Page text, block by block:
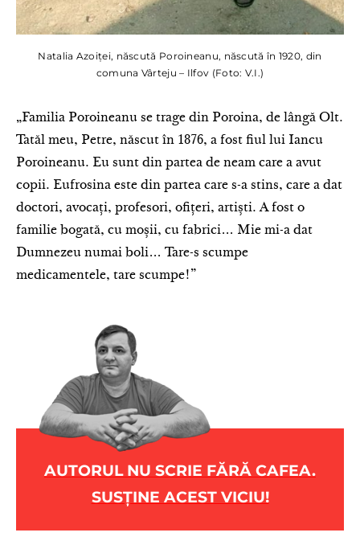
Natalia Azoiței, născută Poroineanu, născută în 1920, din
comuna Vârteju – Ilfov (Foto: V.I.)
„Familia Poroineanu se trage din Poroina, de lângă Olt.
Tatăl meu, Petre, născut în 1876, a fost fiul lui Iancu
Poroineanu. Eu sunt din partea de neam care a avut
copii. Eufrosina este din partea care s-a stins, care a dat
doctori, avocați, profesori, ofițeri, artiști. A fost o
familie bogată, cu moșii, cu fabrici… Mie mi-a dat
Dumnezeu numai boli… Tare-s scumpe
medicamentele, tare scumpe!”
AUTORUL NU SCRIE FĂRĂ CAFEA.
SUSȚINE ACEST VICIU!